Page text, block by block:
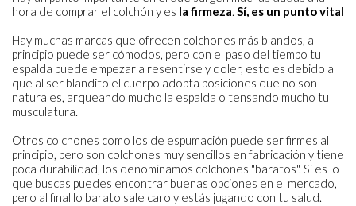
hora de comprar el colchón y es la firmeza. Sí, es un punto vital
Hay muchas marcas que ofrecen colchones más blandos, al
principio puede ser cómodos, pero con el paso del tiempo tu
espalda puede empezar a resentirse y doler, esto es debido a
que al ser blandito el cuerpo adopta posiciones que no son
naturales, arqueando mucho la espalda o tensando mucho tu
musculatura.
Otros colchones como los de espumación puede ser firmes al
principio, pero son colchones muy sencillos en fabricación y tiene
poca durabilidad, los denominamos colchones "baratos". Si es lo
que buscas puedes encontrar buenas opciones en el mercado,
pero al final lo barato sale caro y estás jugando con tu salud.